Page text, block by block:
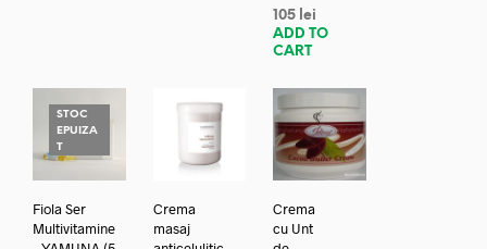
105 lei
ADD TO
CART
STOC
EPUIZA
T
Fiola Ser
Multivitamine
Crema
masaj
Crema
cu Unt